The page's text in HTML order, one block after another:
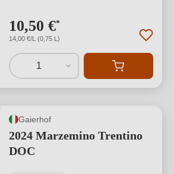
10,50 €*
14,00 €/L (0,75 L)
1
Gaierhof
2024 Marzemino Trentino
DOC